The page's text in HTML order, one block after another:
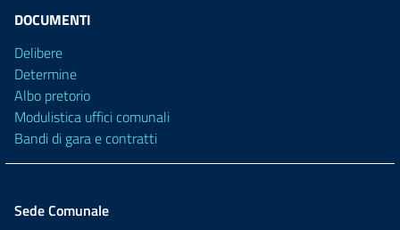
DOCUMENTI
Delibere
Determine
Albo pretorio
Modulistica uffici comunali
Bandi di gara e contratti
Sede Comunale